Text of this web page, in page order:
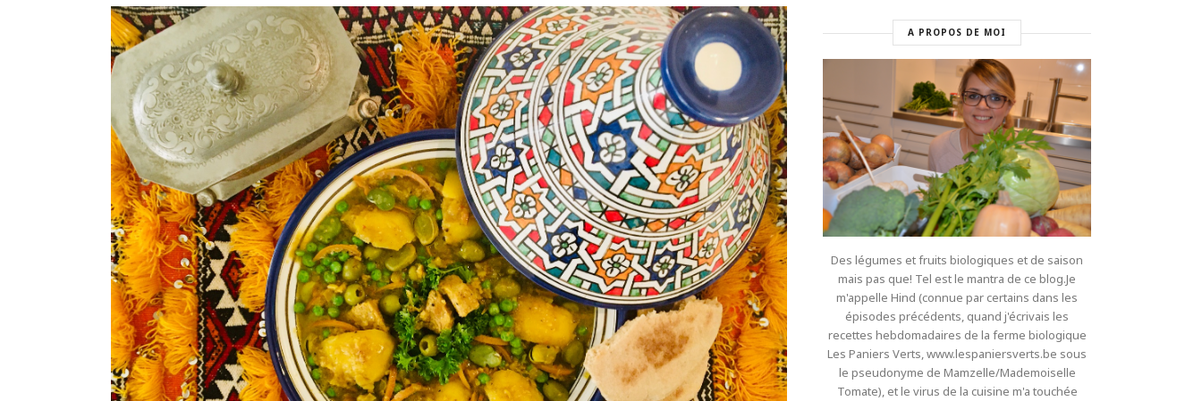
A PROPOS DE MOI
Des légumes et fruits biologiques et de saison
mais pas que! Tel est le mantra de ce blog.Je
m'appelle Hind (connue par certains dans les
épisodes précédents, quand j'écrivais les
recettes hebdomadaires de la ferme biologique
Les Paniers Verts, www.lespaniersverts.be sous
le pseudonyme de Mamzelle/Mademoiselle
Tomate), et le virus de la cuisine m'a touchée